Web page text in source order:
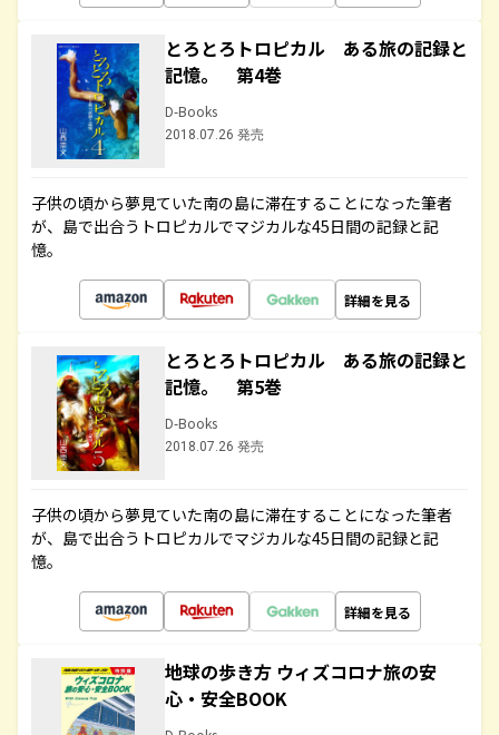
とろとろトロピカル ある旅の記録と
記憶。 第4巻
D-Books
2018.07.26 発売
子供の頃から夢見ていた南の島に滞在することになった筆者
が、島で出合うトロピカルでマジカルな45日間の記録と記
憶。
詳細を見る
とろとろトロピカル ある旅の記録と
記憶。 第5巻
D-Books
2018.07.26 発売
子供の頃から夢見ていた南の島に滞在することになった筆者
が、島で出合うトロピカルでマジカルな45日間の記録と記
憶。
詳細を見る
地球の歩き方 ウィズコロナ旅の安
心・安全BOOK